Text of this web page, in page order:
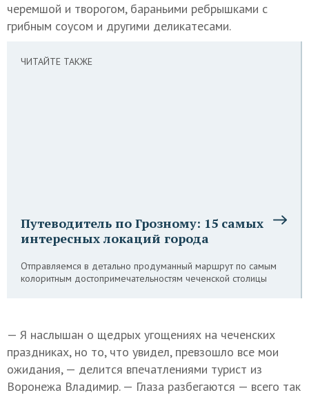
черемшой и творогом, бараньими ребрышками с
грибным соусом и другими деликатесами.
ЧИТАЙТЕ ТАКЖЕ
Путеводитель по Грозному: 15 самых
интересных локаций города
Отправляемся в детально продуманный маршрут по самым
колоритным достопримечательностям чеченской столицы
— Я наслышан о щедрых угощениях на чеченских
праздниках, но то, что увидел, превзошло все мои
ожидания, — делится впечатлениями турист из
Воронежа Владимир. — Глаза разбегаются — всего так